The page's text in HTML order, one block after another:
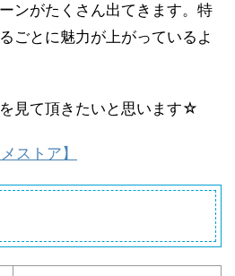
ンがたくさん出てきます。特
ごとに魅力が上がっているよ
見て頂きたいと思います☆
ストア】